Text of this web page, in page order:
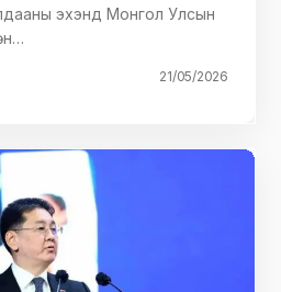
эхэнд Монгол Улсын
21/05/2026